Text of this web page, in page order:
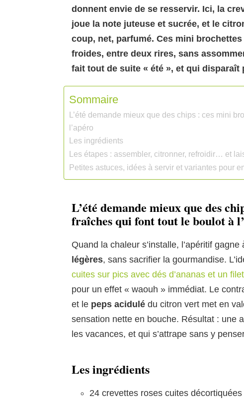
donnent envie de se resservir. Ici, la
joue la note juteuse et sucrée, et le
coup, net, parfumé. Ces mini
froides, entre deux rires, sans
fait tout de suite « été », et qui disparaît
Sommaire
L’été demande mieux que des chips : ces mini
l’apéro
Les ingrédients
Les étapes : assembler, citronner, refroidir… et
Petites astuces, idées à servir et variantes pour
L’été demande mieux que des
fraîches qui font tout le boulot à
Quand la chaleur s’installe, l’apéritif
légères, sans sacrifier la gourmandise.
cuites sur pics avec dés d’ananas et un
pour un effet « waouh » immédiat. Le
et le peps acidulé du citron vert met en
sensation nette en bouche. Résultat : une
les vacances, et qui s’attrape sans y
Les ingrédients
24 crevettes roses cuites